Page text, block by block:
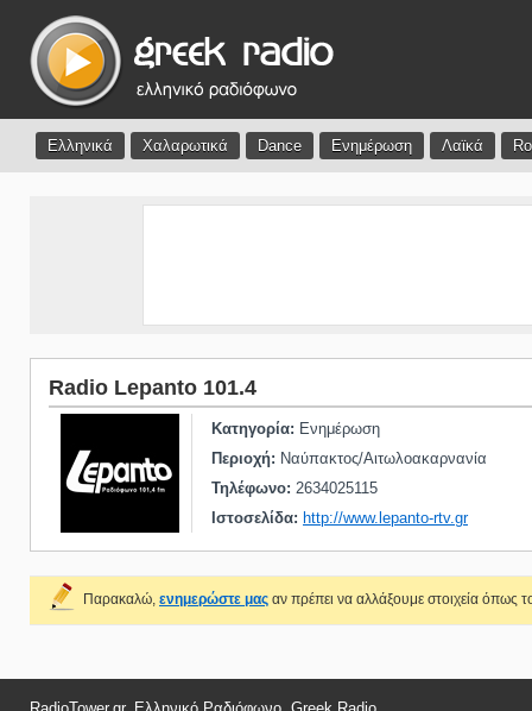
Ελληνικά Χαλαρωτικά Dance Ενημέρωση Λαϊκά
Radio Lepanto 101.4
Κατηγορία: Ενημέρωση
Περιοχή: Ναύπακτος/Αιτωλοακαρνανία
Τηλέφωνο: 2634025115
Ιστοσελίδα: http://www.lepanto-rtv.gr
Παρακαλώ, ενημερώστε μας αν πρέπει να αλλάξουμε στοιχεία όπως